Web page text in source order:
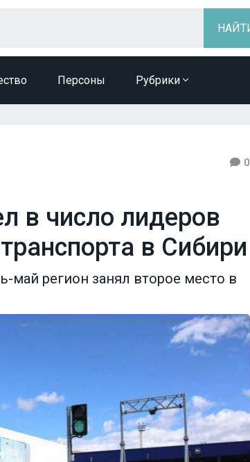
Персоны Рубрики
0
в число лидеров
в Сибири
май регион занял второе место в